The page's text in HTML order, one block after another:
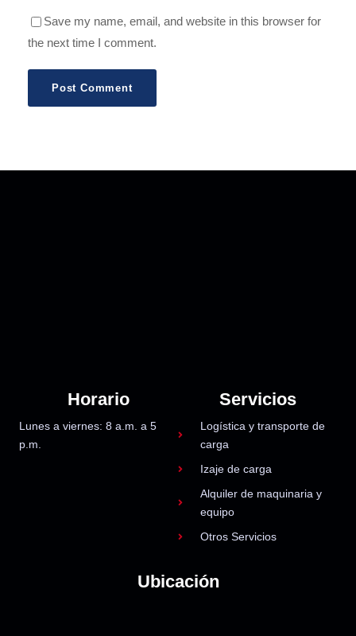
Save my name, email, and website in this browser for
the next time I comment.
Horario
Lunes a viernes: 8 a.m. a 5
p.m.
Servicios
Logística y transporte de
carga
Izaje de carga
Alquiler de maquinaria y
equipo
Otros Servicios
Ubicación